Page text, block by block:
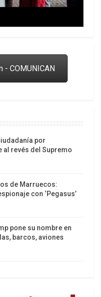
Gambero
a Trump
- COMUNICAN
por
al revés del Supremo
de Marruecos:
con ‘Pegasus’
pone su nombre en
barcos, aviones